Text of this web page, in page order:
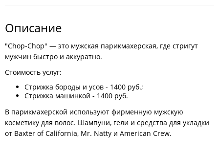
Описание
"Chop-Chop" — это мужская парикмахерская, где стригут
мужчин быстро и аккуратно.
Стоимость услуг:
Стрижка бороды и усов - 1400 руб.;
Стрижка машинкой - 1400 руб.
В парикмахерской используют фирменную мужскую
косметику для волос. Шампуни, гели и средства для укладки
от Baxter of California, Mr. Natty и American Crew.